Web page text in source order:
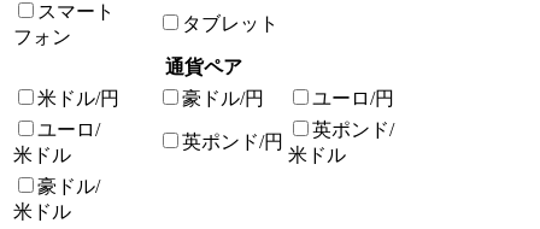
スマート
フォン
タブレット
通貨ペア
米ドル/円
豪ドル/円
ユーロ/円
ユーロ/
米ドル
英ポンド/円
英ポンド/
米ドル
豪ドル/
米ドル